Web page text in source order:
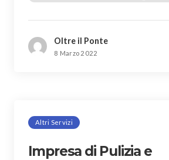
Oltre il Ponte
8 Marzo 2022
Altri Servizi
Impresa di Pulizia e